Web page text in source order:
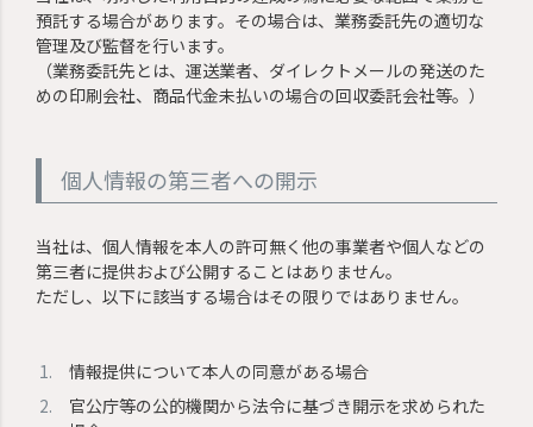
預託する場合があります。その場合は、業務委託先の適切な
管理及び監督を行います。
（業務委託先とは、運送業者、ダイレクトメールの発送のた
めの印刷会社、商品代金未払いの場合の回収委託会社等。）
個人情報の第三者への開示
当社は、個人情報を本人の許可無く他の事業者や個人などの
第三者に提供および公開することはありません。
ただし、以下に該当する場合はその限りではありません。
情報提供について本人の同意がある場合
官公庁等の公的機関から法令に基づき開示を求められた